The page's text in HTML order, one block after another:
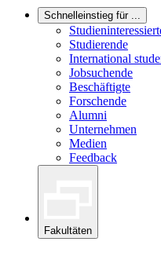
Schnelleinstieg für ...
Studierende
International
Jobsuchende
Beschäftigte
Forschende
Alumni
Unternehmen
Medien
Feedback
Fakultäten